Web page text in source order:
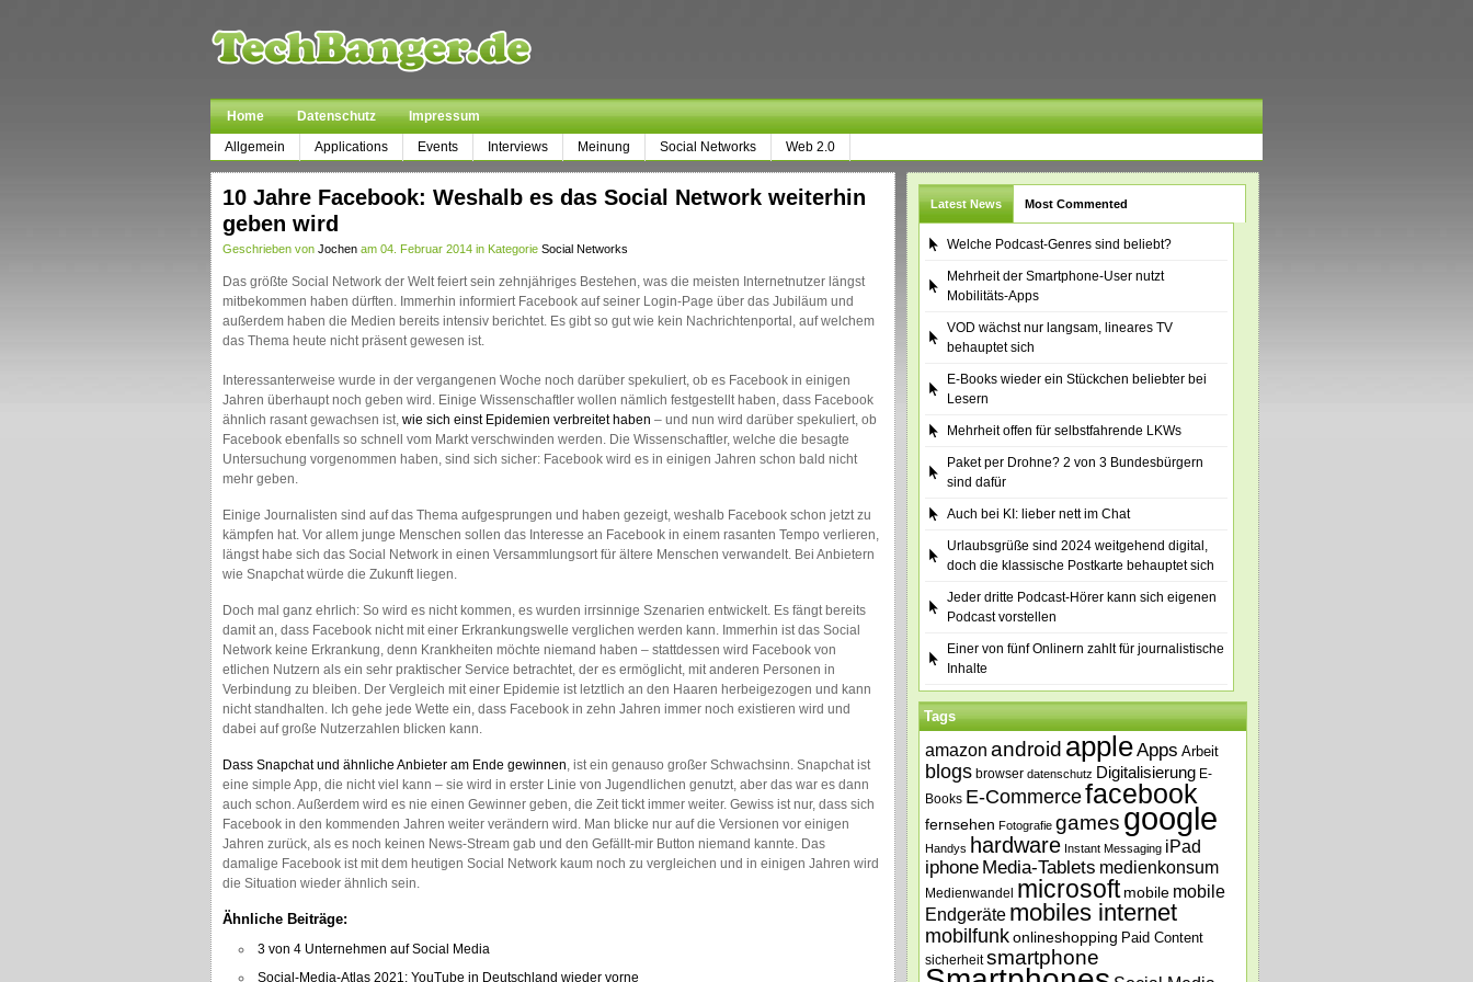
Home Datenschutz
Impressum
Allgemein
Applications Events Interviews Meinung Social Networks Web 2.0
10 Jahre Facebook: Weshalb es das Social Network weiterhin
geben wird
Geschrieben von Jochen am 04. Februar 2014 in Kategorie Social Networks
Das größte Social Network der Welt feiert sein zehnjähriges Bestehen, was die meisten Internetnutzer längst
mitbekommen haben dürften. Immerhin informiert Facebook auf seiner Login-Page über das Jubiläum und
außerdem haben die Medien bereits intensiv berichtet. Es gibt so gut wie kein Nachrichtenportal, auf welchem
das Thema heute nicht präsent gewesen ist.
Interessanterweise wurde in der vergangenen Woche noch darüber spekuliert, ob es Facebook in einigen
Jahren überhaupt noch geben wird. Einige Wissenschaftler wollen nämlich festgestellt haben, dass Facebook
ähnlich rasant gewachsen ist, wie sich einst Epidemien verbreitet haben – und nun wird darüber spekuliert, ob
Facebook ebenfalls so schnell vom Markt verschwinden werden. Die Wissenschaftler, welche die besagte
Untersuchung vorgenommen haben, sind sich sicher: Facebook wird es in einigen Jahren schon bald nicht
mehr geben.
Einige Journalisten sind auf das Thema aufgesprungen und haben gezeigt, weshalb Facebook schon jetzt zu
kämpfen hat. Vor allem junge Menschen sollen das Interesse an Facebook in einem rasanten Tempo verlieren,
längst habe sich das Social Network in einen Versammlungsort für ältere Menschen verwandelt. Bei Anbietern
wie Snapchat würde die Zukunft liegen.
Doch mal ganz ehrlich: So wird es nicht kommen, es wurden irrsinnige Szenarien entwickelt. Es fängt bereits
damit an, dass Facebook nicht mit einer Erkrankungswelle verglichen werden kann. Immerhin ist das Social
Network keine Erkrankung, denn Krankheiten möchte niemand haben – stattdessen wird Facebook von
etlichen Nutzern als ein sehr praktischer Service betrachtet, der es ermöglicht, mit anderen Personen in
Verbindung zu bleiben. Der Vergleich mit einer Epidemie ist letztlich an den Haaren herbeigezogen und kann
nicht standhalten. Ich gehe jede Wette ein, dass Facebook in zehn Jahren immer noch existieren wird und
dabei auf große Nutzerzahlen blicken kann.
Dass Snapchat und ähnliche Anbieter am Ende gewinnen, ist ein genauso großer Schwachsinn. Snapchat ist
eine simple App, die nicht viel kann – sie wird in erster Linie von Jugendlichen genutzt, aber das war es dann
auch schon. Außerdem wird es nie einen Gewinner geben, die Zeit tickt immer weiter. Gewiss ist nur, dass sich
Facebook in den kommenden Jahren weiter verändern wird. Man blicke nur auf die Versionen vor einigen
Jahren zurück, als es noch keinen News-Stream gab und den Gefällt-mir Button niemand kannte. Das
damalige Facebook ist mit dem heutigen Social Network kaum noch zu vergleichen und in einigen Jahren wird
die Situation wieder ähnlich sein.
Ähnliche Beiträge:
3 von 4 Unternehmen auf Social Media
Social-Media-Atlas 2021: YouTube in Deutschland wieder vorne
Latest News Most Commented
Welche Podcast-Genres sind beliebt?
Mehrheit der Smartphone-User nutzt
Mobilitäts-Apps
VOD wächst nur langsam, lineares TV
behauptet sich
E-Books wieder ein Stückchen beliebter bei
Lesern
Mehrheit offen für selbstfahrende LKWs
Paket per Drohne? 2 von 3 Bundesbürgern
sind dafür
Auch bei KI: lieber nett im Chat
Urlaubsgrüße sind 2024 weitgehend digital,
doch die klassische Postkarte behauptet sich
Jeder dritte Podcast-Hörer kann sich eigenen
Podcast vorstellen
Einer von fünf Onlinern zahlt für journalistische
Inhalte
Tags
amazon android appleApps Arbeit
blogs browser datenschutz Digitalisierung E-
Books E-Commercefacebook
fernsehen Fotografie games google
Handys hardware Instant Messaging iPad
iphone Media-Tablets medienkonsum
Medienwandel microsoft mobile mobile
Endgeräte mobiles internet
mobilfunkonlineshopping Paid Content
sicherheit smartphone